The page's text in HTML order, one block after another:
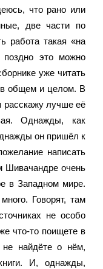
что рано или
две части по
работа такая «на
это можно
уже читать
в общем и целом. В
расскажу лучше её
Однажды, как
он пришёл к
написать
Шивачандре очень
в Западном мире.
Говорят, там
не особо
что-то поищете в
не найдёте о нём,
И, однажды,